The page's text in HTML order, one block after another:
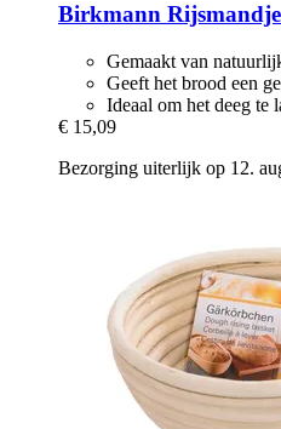
Birkmann
Gemaakt van
Geeft het brood een
Ideaal om het deeg te
€ 15,09
Bezorging uiterlijk op 12.